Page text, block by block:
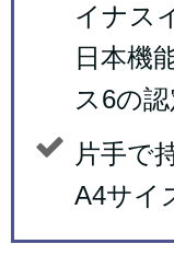
イナス
日本機
ス6の認
片手で
A4サイ